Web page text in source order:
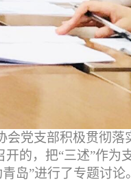
会党支部积极贯彻
开的，把“三述”作为
岛”进行了专题讨